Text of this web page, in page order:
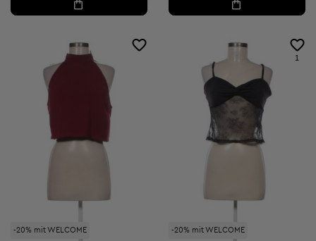
-20% mit WELCOME -20% mit WELCOME
1